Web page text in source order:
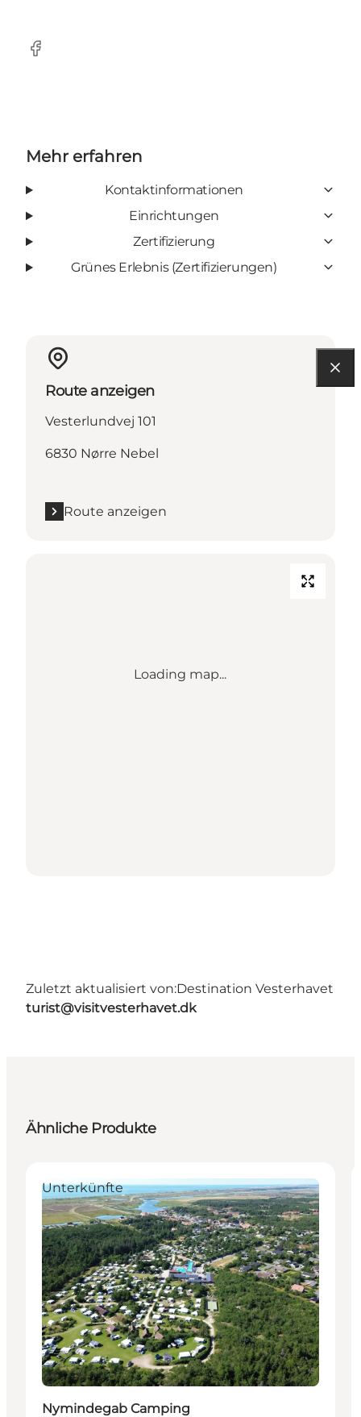
Facebook
Mehr erfahren
Kontaktinformationen
Einrichtungen
Zertifizierung
Grünes Erlebnis (Zertifizierungen)
Route anzeigen
Vesterlundvej 101
6830 Nørre Nebel
Route anzeigen
Loading map...
Zuletzt aktualisiert von:Destination Vesterhavet
turist@visitvesterhavet.dk
Ähnliche Produkte
Nachhaltig
Unterkünfte
Nymindegab Camping